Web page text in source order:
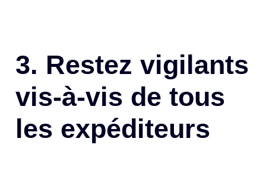
3. Restez vigilants
vis-à-vis de tous
les expéditeurs